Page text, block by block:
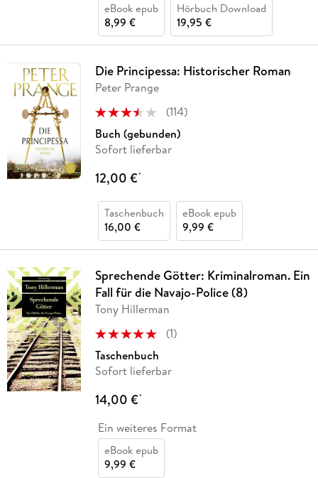
eBook epub
8,99 €
Hörbuch Download
19,95 €
Die Principessa: Historischer Roman
Peter Prange
(114)
Buch (gebunden)
Sofort lieferbar
12,00 €*
Taschenbuch
16,00 €
eBook epub
9,99 €
Sprechende Götter: Kriminalroman. Ein
Fall für die Navajo-Police (8)
Tony Hillerman
(1)
Taschenbuch
Sofort lieferbar
14,00 €*
Ein weiteres Format
eBook epub
9,99 €